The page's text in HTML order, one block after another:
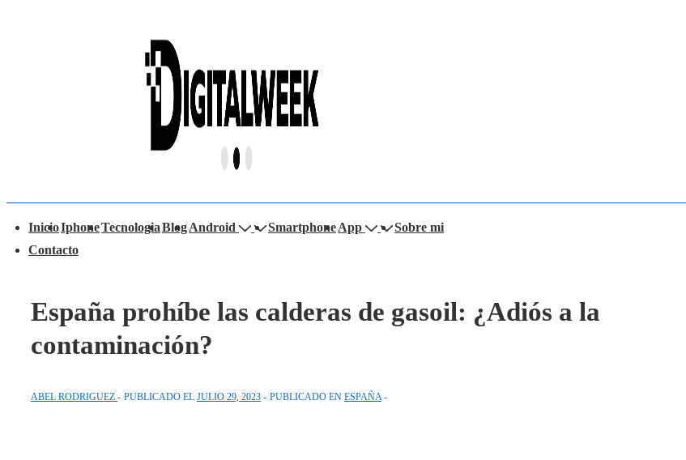
InicioIphoneTecnologiaBlogAndroid SmartphoneApp
Sobre mi
Contacto
España prohíbe las calderas de gasoil: ¿Adiós a la
contaminación?
ABEL RODRIGUEZ PUBLICADO EL JULIO 29, 2023 PUBLICADO EN ESPAÑA